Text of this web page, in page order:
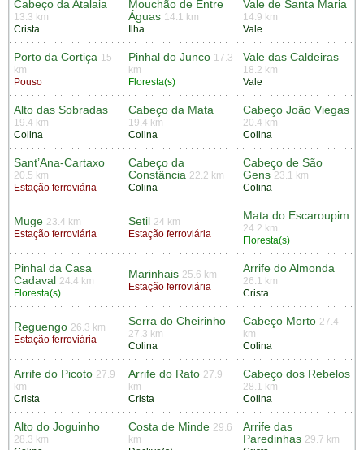
Cabeço da Atalaia
13.3 km
Crista
Mouchão de Entre
Águas 14.1 km
Ilha
Vale de Santa Maria
14.9 km
Vale
Porto da Cortiça 15
km
Pouso
Pinhal do Junco 17.3
km
Floresta(s)
Vale das Caldeiras
18.2 km
Vale
Alto das Sobradas
19.4 km
Colina
Cabeço da Mata
19.4 km
Colina
Cabeço João Viegas
20.4 km
Colina
Sant’Ana-Cartaxo
20.5 km
Estação ferroviária
Cabeço da
Constância 22.2 km
Colina
Cabeço de São
Gens 23.1 km
Colina
Muge 23.4 km
Estação ferroviária
Setil 24 km
Estação ferroviária
Mata do Escaroupim
24.2 km
Floresta(s)
Pinhal da Casa
Cadaval 24.4 km
Floresta(s)
Marinhais 25.6 km
Estação ferroviária
Arrife do Almonda
26.1 km
Crista
Reguengo 26.3 km
Estação ferroviária
Serra do Cheirinho
27.3 km
Colina
Cabeço Morto 27.4
km
Colina
Arrife do Picoto 27.9
km
Crista
Arrife do Rato 27.9
km
Crista
Cabeço dos Rebelos
28.1 km
Colina
Alto do Joguinho
28.3 km
Costa de Minde 29.6
km
Arrife das
Paredinhas 29.7 km